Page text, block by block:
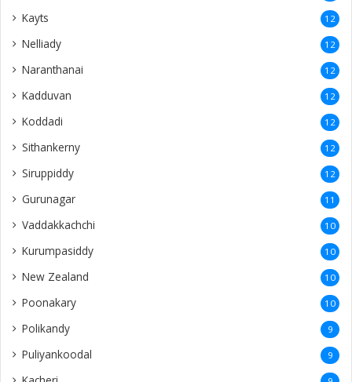
Kayts 12
Nelliady 12
Naranthanai 12
Kadduvan 12
Koddadi 12
Sithankerny 12
Siruppiddy 12
Gurunagar 11
Vaddakkachchi 10
Kurumpasiddy 10
New Zealand 10
Poonakary 10
Polikandy 9
Puliyankoodal 9